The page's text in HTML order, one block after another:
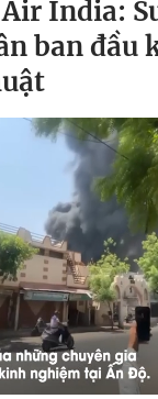
India:
ban đầu